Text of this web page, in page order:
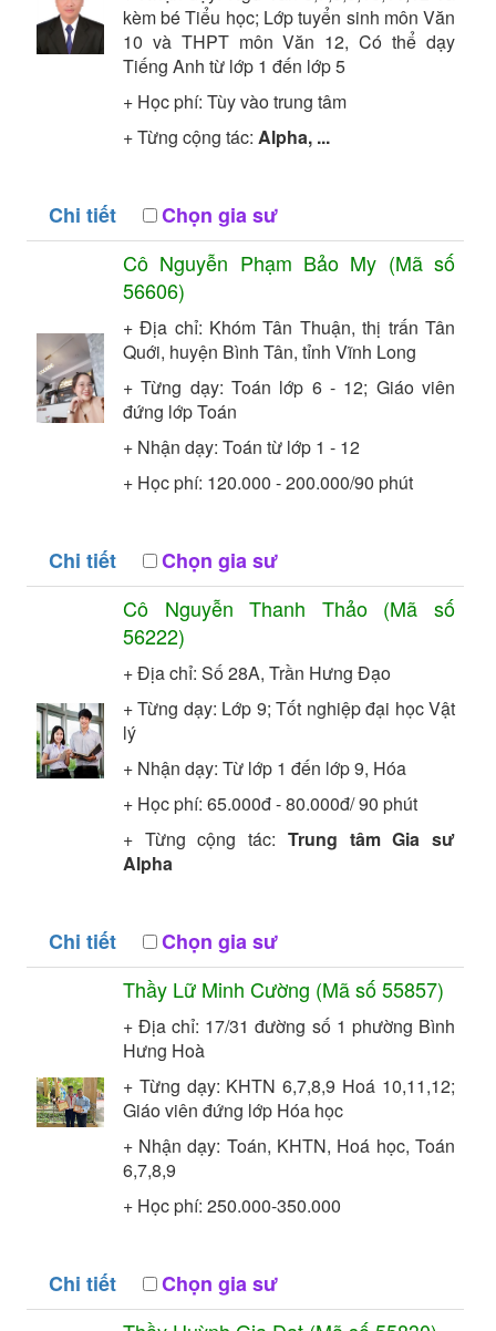
kèm bé Tiểu học; Lớp tuyển sinh môn Văn
10 và THPT môn Văn 12, Có thể dạy
Tiếng Anh từ lớp 1 đến lớp 5
+ Học phí: Tùy vào trung tâm
+ Từng cộng tác: Alpha, ...
Chi tiết
Chọn gia sư
Cô Nguyễn Phạm Bảo My (Mã số
56606)
+ Địa chỉ: Khóm Tân Thuận, thị trấn Tân
Quới, huyện Bình Tân, tỉnh Vĩnh Long
+ Từng dạy: Toán lớp 6 - 12; Giáo viên
đứng lớpToán
+ Nhận dạy: Toán từ lớp 1 - 12
+ Học phí: 120.000 - 200.000/90 phút
Chi tiết
Chọn gia sư
Cô Nguyễn Thanh Thảo(Mã số
56222)
+ Địa chỉ: Số 28A, Trần Hưng Đạo
+ Từng dạy: Lớp 9;Tốt nghiệp đại họcVật
lý
+ Nhận dạy: Từ lớp 1 đến lớp 9, Hóa
+ Học phí: 65.000đ - 80.000đ/ 90 phút
+ Từng cộng tác: Trung tâm Gia sư
Alpha
Chi tiết
Chọn gia sư
Thầy Lữ Minh Cường (Mã số55857)
+ Địa chỉ: 17/31 đường số 1 phường Bình
Hưng Hoà
+ Từng dạy: KHTN 6,7,8,9 Hoá 10,11,12;
Giáo viên đứng lớp Hóa học
+ Nhận dạy: Toán, KHTN, Hoá học, Toán
6,7,8,9
+ Học phí: 250.000-350.000
Chi tiết
Chọn gia sư